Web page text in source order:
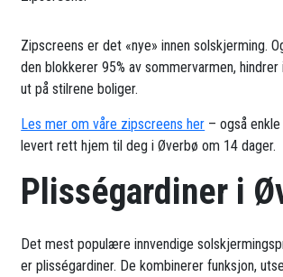
Zipscreens er det «nye» innen solskjerming.
den blokkerer 95% av sommervarmen,
ut på stilrene boliger.
Les mer om våre zipscreens her – også
levert rett hjem til deg i Øverbø om 14 dager.
Plisségardiner i
Det mest populære innvendige
er plisségardiner. De kombinerer funksjon,